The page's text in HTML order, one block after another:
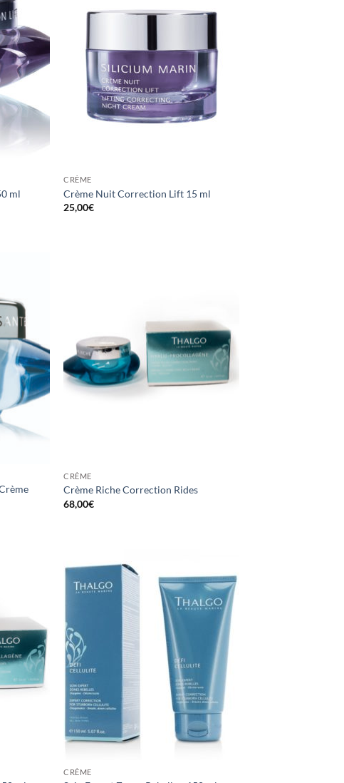
ml
CRÈME
Crème Nuit Correction Lift 15 ml
25,00€
CRÈME
Crème Riche Correction Rides
68,00€
CRÈME